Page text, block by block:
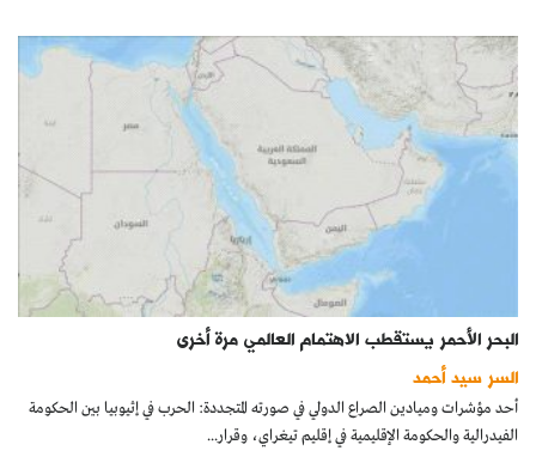
البحر الأحمر يستقطب الاهتمام العالمي مرة أخرى
السر سيد أحمد
أحد مؤشرات وميادين الصراع الدولي في صورته المتجددة: الحرب في إثيوبيا بين الحكومة
الفيدرالية والحكومة الإقليمية في إقليم تيغراي، وقرار...